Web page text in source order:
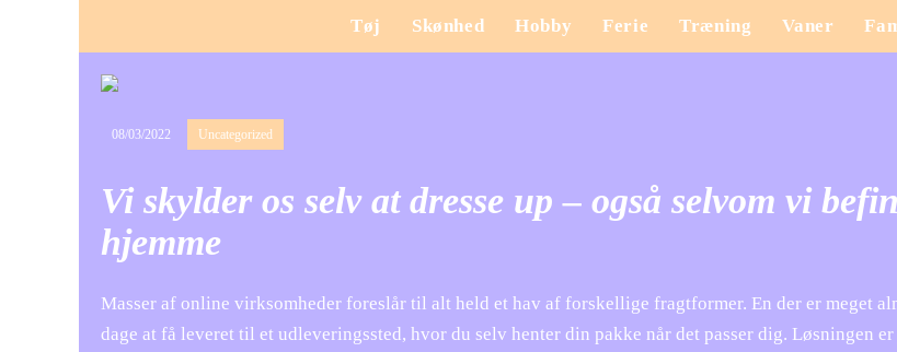
Tøj Skønhed Hobby Ferie Træning Vaner
08/03/2022 Uncategorized
Vi skylder os selv at dresse up – også selvom vi
hjemme
Masser af online virksomheder foreslår til alt held et hav af forskellige fragtformer. En der er meget
dage at få leveret til et udleveringssted, hvor du selv henter din pakke når det passer dig. Løsningen